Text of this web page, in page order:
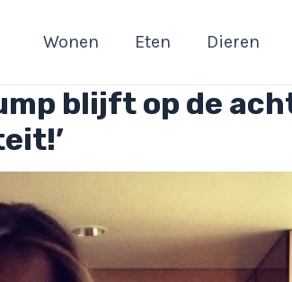
Wonen Eten Dieren
blijft op de